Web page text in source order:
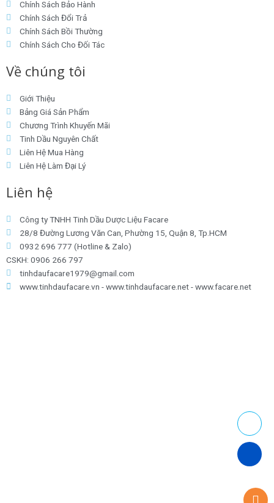
Chính Sách Bảo Hành
Chính Sách Đổi Trả
Chính Sách Bồi Thường
Chính Sách Cho Đối Tác
Về chúng tôi
Giới Thiệu
Bảng Giá Sản Phẩm
Chương Trình Khuyến Mãi
Tinh Dầu Nguyên Chất
Liên Hệ Mua Hàng
Liên Hệ Làm Đại Lý
Liên hệ
Công ty TNHH Tinh Dầu Dược Liệu Facare
28/8 Đường Lương Văn Can, Phường 15, Quận 8, Tp.HCM
0932 696 777 (Hotline & Zalo)
CSKH: 0906 266 797
tinhdaufacare1979@gmail.com
www.tinhdaufacare.vn - www.tinhdaufacare.net - www.facare.net